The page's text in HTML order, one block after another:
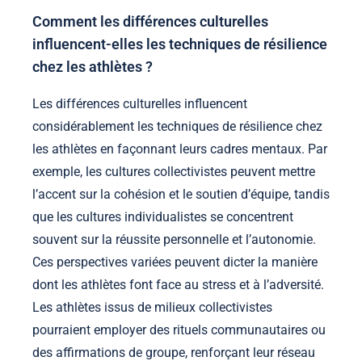
Comment les différences culturelles
influencent-elles les techniques de résilience
chez les athlètes ?
Les différences culturelles influencent
considérablement les techniques de résilience chez
les athlètes en façonnant leurs cadres mentaux. Par
exemple, les cultures collectivistes peuvent mettre
l’accent sur la cohésion et le soutien d’équipe, tandis
que les cultures individualistes se concentrent
souvent sur la réussite personnelle et l’autonomie.
Ces perspectives variées peuvent dicter la manière
dont les athlètes font face au stress et à l’adversité.
Les athlètes issus de milieux collectivistes
pourraient employer des rituels communautaires ou
des affirmations de groupe, renforçant leur réseau